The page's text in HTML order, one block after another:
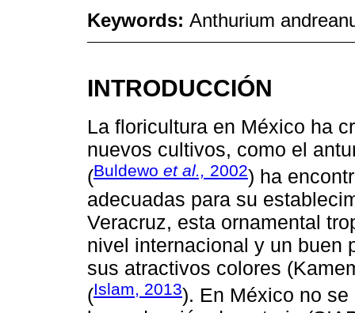
Keywords: Anthurium
INTRODUCCIÓN
La floricultura en México ha
nuevos cultivos, como el
(Buldewo et al., 2002) ha
adecuadas para su
Veracruz, esta ornamental
nivel internacional y un buen
sus atractivos colores
(Islam, 2013). En México no